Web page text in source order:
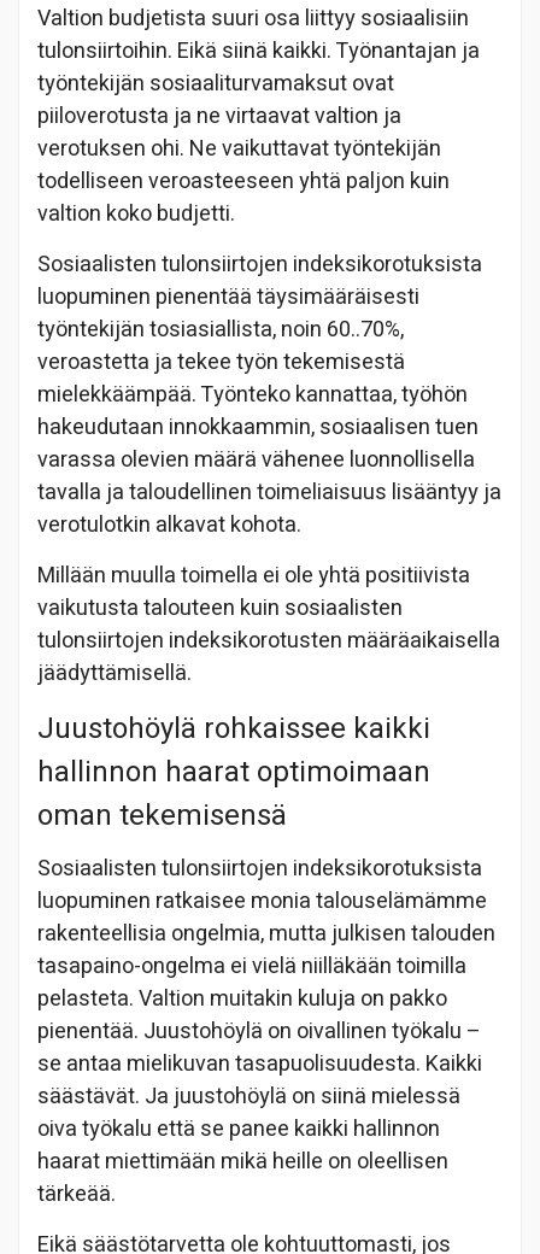
Valtion budjetista suuri osa liittyy sosiaalisiin
tulonsiirtoihin. Eikä siinä kaikki. Työnantajan ja
työntekijän sosiaaliturvamaksut ovat
piiloverotusta ja ne virtaavat valtion ja
verotuksen ohi. Ne vaikuttavat työntekijän
todelliseen veroasteeseen yhtä paljon kuin
valtion koko budjetti.
Sosiaalisten tulonsiirtojen indeksikorotuksista
luopuminen pienentää täysimääräisesti
työntekijän tosiasiallista, noin 60..70%,
veroastetta ja tekee työn tekemisestä
mielekkäämpää. Työnteko kannattaa, työhön
hakeudutaan innokkaammin, sosiaalisen tuen
varassa olevien määrä vähenee luonnollisella
tavalla ja taloudellinen toimeliaisuus lisääntyy ja
verotulotkin alkavat kohota.
Millään muulla toimella ei ole yhtä positiivista
vaikutusta talouteen kuin sosiaalisten
tulonsiirtojen indeksikorotusten määräaikaisella
jäädyttämisellä.
Juustohöylä rohkaissee kaikki
hallinnon haarat optimoimaan
oman tekemisensä
Sosiaalisten tulonsiirtojen indeksikorotuksista
luopuminen ratkaisee monia talouselämämme
rakenteellisia ongelmia, mutta julkisen talouden
tasapaino-ongelma ei vielä niilläkään toimilla
pelasteta. Valtion muitakin kuluja on pakko
pienentää. Juustohöylä on oivallinen työkalu –
se antaa mielikuvan tasapuolisuudesta. Kaikki
säästävät. Ja juustohöylä on siinä mielessä
oiva työkalu että se panee kaikki hallinnon
haarat miettimään mikä heille on oleellisen
tärkeää.
Eikä säästötarvetta ole kohtuuttomasti, jos